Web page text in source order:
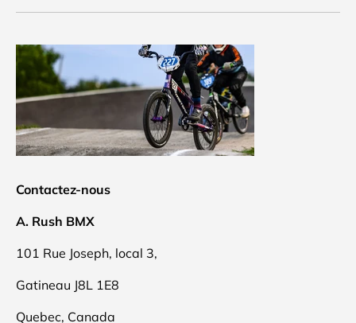
Contactez-nous
A. Rush BMX
101 Rue Joseph, local 3,
Gatineau J8L 1E8
Quebec, Canada